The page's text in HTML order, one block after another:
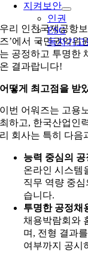
지켜보안
인권
ESG
독자기고
우리 인천국제공항
즈’에서 국민권익위
는 공정하고 투명한
온 결과랍니다!
어떻게 최고점을 받
이번 어워즈는 고용
최하고, 한국산업인
리 회사는 특히 다음
능력 중심의
온라인 시스템
직무 역량 중
습니다.
투명한 공정채
채용박람회와
며, 전형 결과
여부까지 공시